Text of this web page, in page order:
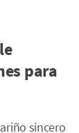
para
sincero